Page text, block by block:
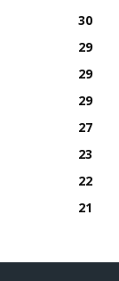
30
29
29
29
27
23
22
21